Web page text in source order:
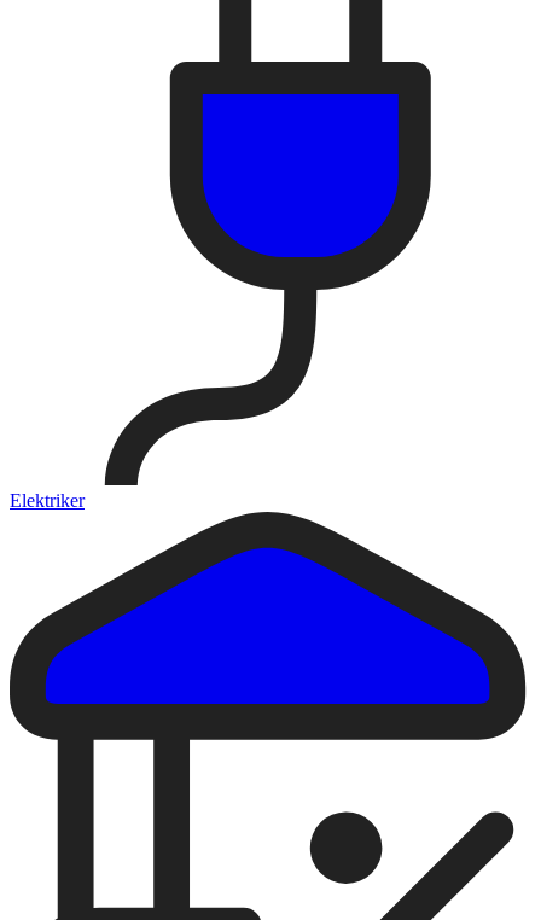
Elektriker